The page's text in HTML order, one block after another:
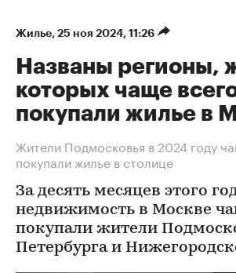
Жилье⁠, 25 ноя 2024, 11:26
Названы регионы,
которых чаще
покупали жилье в
Жители Подмосковья в 2024 году
покупали жилье в столице
За десять месяцев этого
недвижимость в Москве
покупали жители
Петербурга и